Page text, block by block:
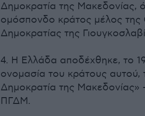
Δημοκρατία της Μακεδονίας,
ομόσπονδο κράτος μέλος της
Δημοκρατίας της
4. Η Ελλάδα αποδέχθηκε, το
ονομασία του κράτους αυτού,
Δημοκρατία της Μακεδονίας»
ΠΓΔΜ.